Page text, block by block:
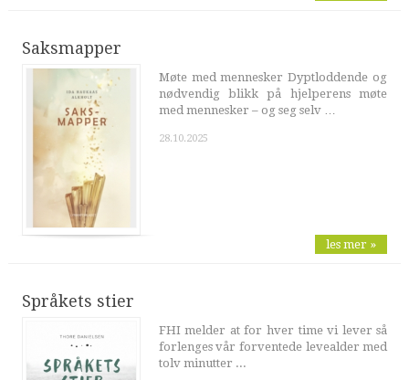
Saksmapper
Møte med mennesker Dyptloddende og
nødvendig blikk på hjelperens møte
med mennesker – og seg selv …
28.10.2025
les mer »
Språkets stier
FHI melder at for hver time vi lever så
forlenges vår forventede levealder med
tolv minutter ...